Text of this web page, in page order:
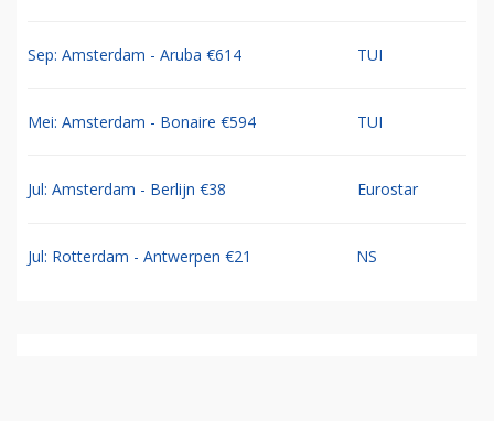
Sep: Amsterdam - Aruba €614 TUI
Mei: Amsterdam - Bonaire €594 TUI
Jul: Amsterdam - Berlijn €38 Eurostar
Jul: Rotterdam - Antwerpen €21 NS